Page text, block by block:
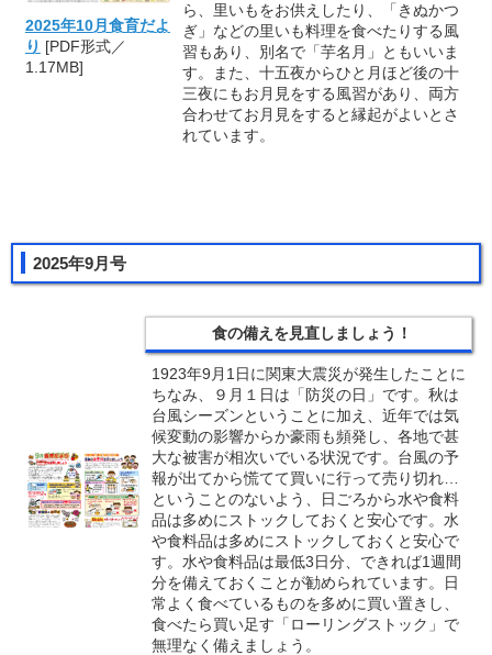
2025年10月食育だよ
り [PDF形式／
1.17MB]
ら、里いもをお供えしたり、「きぬかつ
ぎ」などの里いも料理を食べたりする風
習もあり、別名で「芋名月」ともいいま
す。また、十五夜からひと月ほど後の十
三夜にもお月見をする風習があり、両方
合わせてお月見をすると縁起がよいとさ
れています。
2025年9月号
食の備えを見直しましょう！
1923年9月1日に関東大震災が発生したことに
ちなみ、９月１日は「防災の日」です。秋は
台風シーズンということに加え、近年では気
候変動の影響からか豪雨も頻発し、各地で甚
大な被害が相次いでいる状況です。台風の予
報が出てから慌てて買いに行って売り切れ…
ということのないよう、日ごろから水や食料
品は多めにストックしておくと安心です。水
や食料品は多めにストックしておくと安心で
す。水や食料品は最低3日分、できれば1週間
分を備えておくことが勧められています。日
常よく食べているものを多めに買い置きし、
食べたら買い足す「ローリングストック」で
無理なく備えましょう。